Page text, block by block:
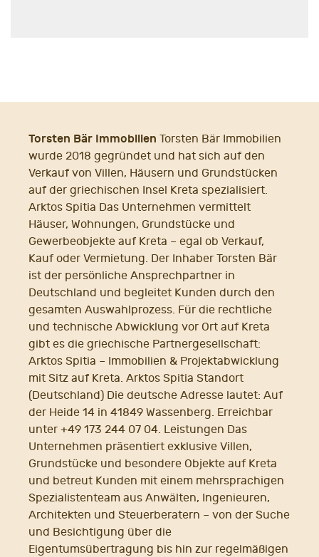
Torsten Bär Immobilien Torsten Bär Immobilien
wurde 2018 gegründet und hat sich auf den
Verkauf von Villen, Häusern und Grundstücken
auf der griechischen Insel Kreta spezialisiert.
Arktos Spitia Das Unternehmen vermittelt
Häuser, Wohnungen, Grundstücke und
Gewerbeobjekte auf Kreta – egal ob Verkauf,
Kauf oder Vermietung. Der Inhaber Torsten Bär
ist der persönliche Ansprechpartner in
Deutschland und begleitet Kunden durch den
gesamten Auswahlprozess. Für die rechtliche
und technische Abwicklung vor Ort auf Kreta
gibt es die griechische Partnergesellschaft:
Arktos Spitia – Immobilien & Projektabwicklung
mit Sitz auf Kreta. Arktos Spitia Standort
(Deutschland) Die deutsche Adresse lautet: Auf
der Heide 14 in 41849 Wassenberg. Erreichbar
unter +49 173 244 07 04. Leistungen Das
Unternehmen präsentiert exklusive Villen,
Grundstücke und besondere Objekte auf Kreta
und betreut Kunden mit einem mehrsprachigen
Spezialistenteam aus Anwälten, Ingenieuren,
Architekten und Steuerberatern – von der Suche
und Besichtigung über die
Eigentumsübertragung bis hin zur regelmäßigen